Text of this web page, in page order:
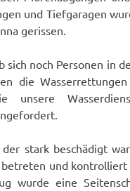
und Tiefgaragen
gerissen.
sich noch Personen in
die Wasserrettungen
unsere
stark beschädigt
und kontrolliert
wurde eine